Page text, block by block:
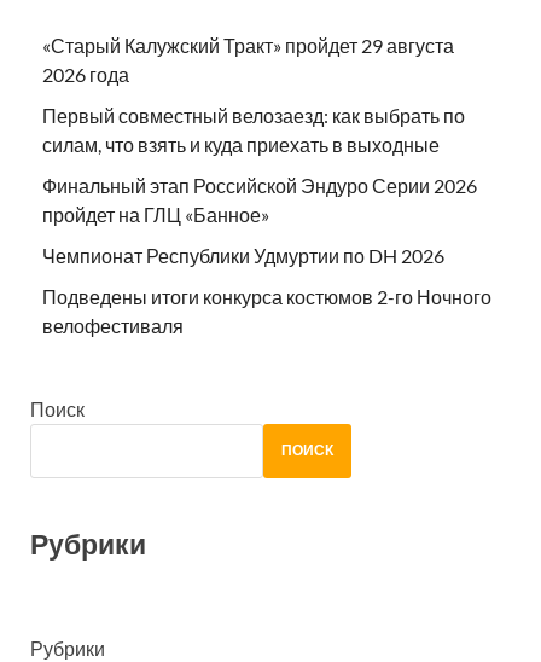
«Старый Калужский Тракт» пройдет 29 августа
2026 года
Первый совместный велозаезд: как выбрать по
силам, что взять и куда приехать в выходные
Финальный этап Российской Эндуро Серии 2026
пройдет на ГЛЦ «Банное»
Чемпионат Республики Удмуртии по DH 2026
Подведены итоги конкурса костюмов 2-го Ночного
велофестиваля
Поиск
ПОИСК
Рубрики
Рубрики